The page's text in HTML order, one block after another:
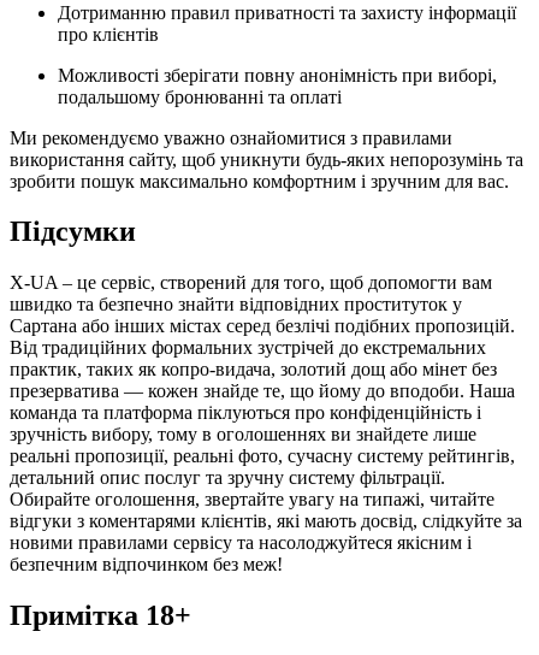
Дотриманню правил приватності та захисту інформації
про клієнтів
Можливості зберігати повну анонімність при виборі,
подальшому бронюванні та оплаті
Ми рекомендуємо уважно ознайомитися з правилами
використання сайту, щоб уникнути будь-яких непорозумінь та
зробити пошук максимально комфортним і зручним для вас.
Підсумки
X-UA – це сервіс, створений для того, щоб допомогти вам
швидко та безпечно знайти відповідних проституток у
Сартана або інших містах серед безлічі подібних пропозицій.
Від традиційних формальних зустрічей до екстремальних
практик, таких як копро-видача, золотий дощ або мінет без
презерватива — кожен знайде те, що йому до вподоби. Наша
команда та платформа піклуються про конфіденційність і
зручність вибору, тому в оголошеннях ви знайдете лише
реальні пропозиції, реальні фото, сучасну систему рейтингів,
детальний опис послуг та зручну систему фільтрації.
Обирайте оголошення, звертайте увагу на типажі, читайте
відгуки з коментарями клієнтів, які мають досвід, слідкуйте за
новими правилами сервісу та насолоджуйтеся якісним і
безпечним відпочинком без меж!
Примітка 18+